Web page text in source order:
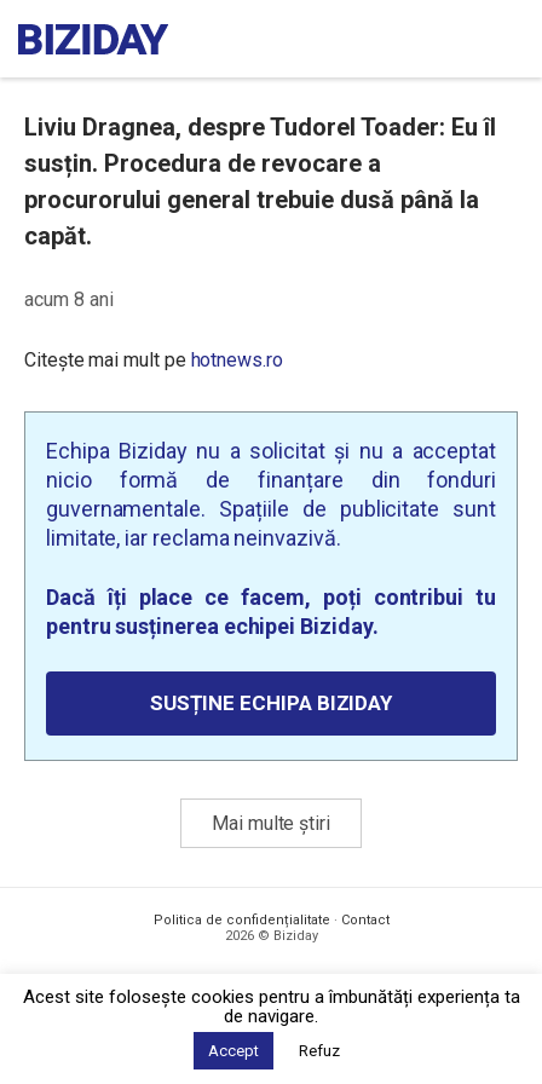
Liviu Dragnea, despre Tudorel Toader: Eu îl
susțin. Procedura de revocare a
procurorului general trebuie dusă până la
capăt.
acum 8 ani
Citește mai mult pe hotnews.ro
Echipa Biziday nu a solicitat și nu a acceptat
nicio formă de finanțare din fonduri
guvernamentale. Spațiile de publicitate sunt
limitate, iar reclama neinvazivă.
Dacă îți place ce facem, poți contribui tu
pentru susținerea echipei Biziday.
SUSȚINE ECHIPA BIZIDAY
Mai multe știri
Politica de confidențialitate · Contact
2026 © Biziday
Acest site foloseşte cookies pentru a îmbunătăți experiența ta
de navigare.
Accept Refuz